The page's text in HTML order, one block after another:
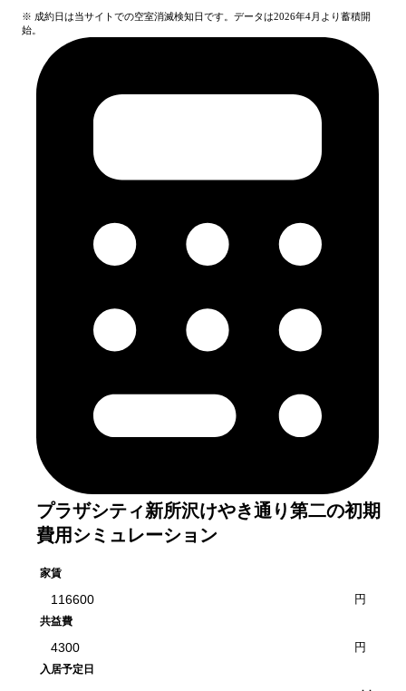
※ 成約日は当サイトでの空室消滅検知日です。データは2026年4月より蓄積開
始。
プラザシティ新所沢けやき通り第二の初期
費用シミュレーション
家賃
円
共益費
円
入居予定日